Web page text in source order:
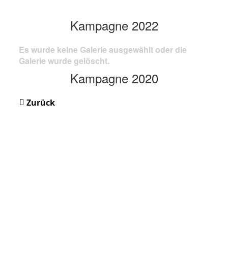
Kampagne 2022
Es wurde keine Galerie ausgewählt oder die
Galerie wurde gelöscht.
Kampagne 2020
Zurück